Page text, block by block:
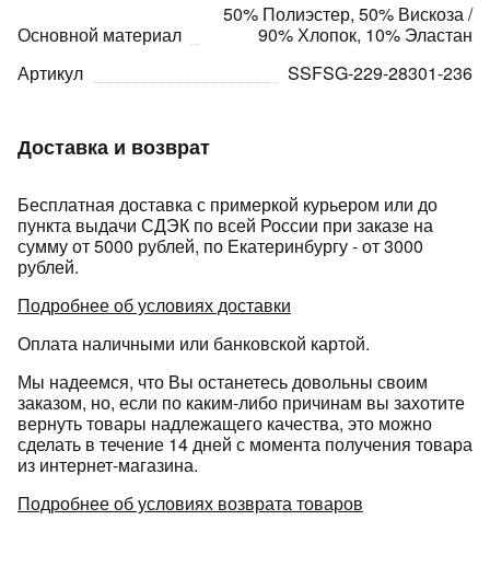
Доставка и возврат
Бесплатная доставка с примеркой курьером или до
пункта выдачи СДЭК по всей России при заказе на
сумму от 5000 рублей, по Екатеринбургу - от 3000
рублей.
Подробнее об условиях доставки
Оплата наличными или банковской картой.
Мы надеемся, что Вы останетесь довольны своим
заказом, но, если по каким-либо причинам вы захотите
вернуть товары надлежащего качества, это можно
сделать в течение 14 дней с момента получения товара
из интернет-магазина.
Подробнее об условиях возврата товаров
Основной материал
50% Полиэстер, 50% Вискоза /
90% Хлопок, 10% Эластан
Артикул
SSFSG-229-28301-236